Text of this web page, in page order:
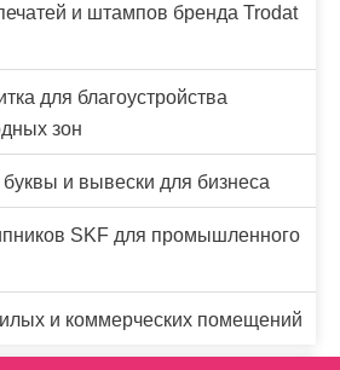
и штампов бренда Trodat
для благоустройства
зон
и вывески для бизнеса
SKF для промышленного
и коммерческих помещений